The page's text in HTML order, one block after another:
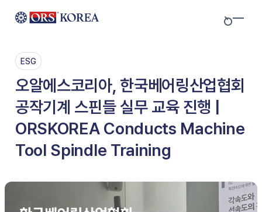
ESG
오알에스코리아, 한국베어링산업협회
공작기계 스핀들 실무 교육 진행 |
ORSKOREA Conducts Machine
Tool Spindle Training